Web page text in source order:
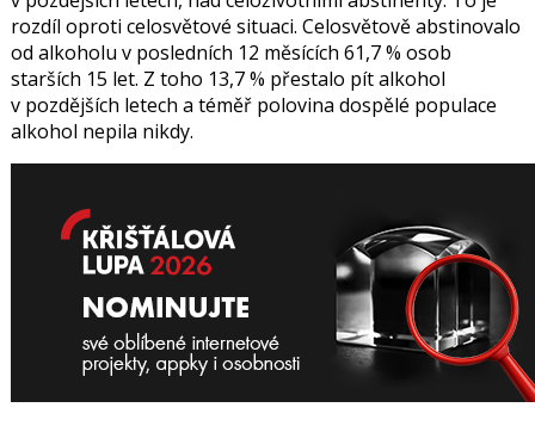
rozdíl oproti celosvětové situaci. Celosvětově abstinovalo
od alkoholu v posledních 12 měsících 61,7 % osob
starších 15 let. Z toho 13,7 % přestalo pít alkohol
v pozdějších letech a téměř polovina dospělé populace
alkohol nepila nikdy.